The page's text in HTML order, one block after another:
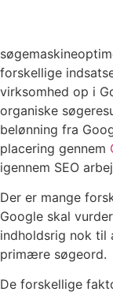
forskellige
virksomhed op i
organiske
belønning fra
placering gennem
igennem SEO
Der er mange
Google skal
indholdsrig nok til
primære søgeord.
De forskellige